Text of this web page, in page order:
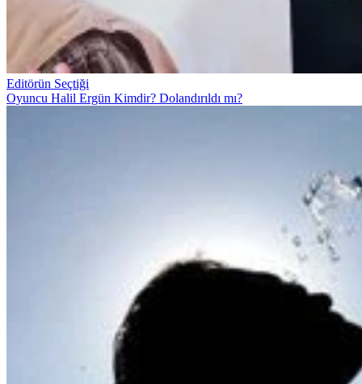
Editörün Seçtiği
Oyuncu Halil Ergün Kimdir? Dolandırıldı mı?